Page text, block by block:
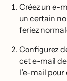
Créez un e-
un certain
feriez
Configurez
cet e-mail
l’e-mail